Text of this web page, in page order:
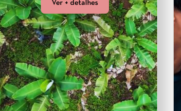
Ver + detalhes